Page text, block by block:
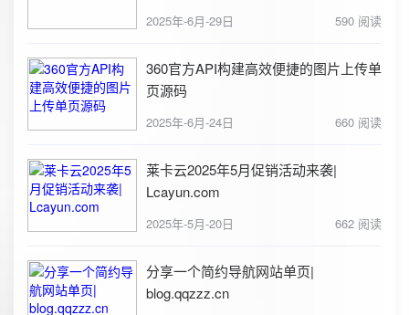
2025年-6月-29日 590 阅读
360官方API构建高效便捷的图片上传单
页源码
2025年-6月-24日 660 阅读
莱卡云2025年5月促销活动来袭|
Lcayun.com
2025年-5月-20日 662 阅读
分享一个简约导航网站单页|
blog.qqzzz.cn